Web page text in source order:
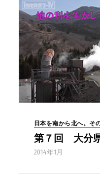
日本を南から北へ。そ
第７回 大分
2014年1月